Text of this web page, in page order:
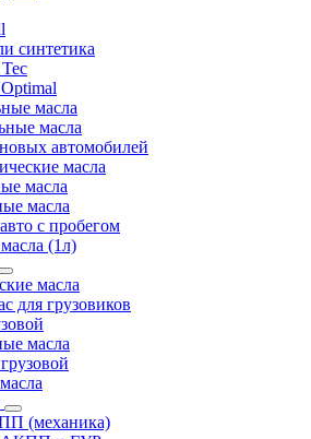
синтетика
масла
масла
автомобилей
масла
масла
масла
с пробегом
(1л)
масла
для грузовиков
масла
(механика)